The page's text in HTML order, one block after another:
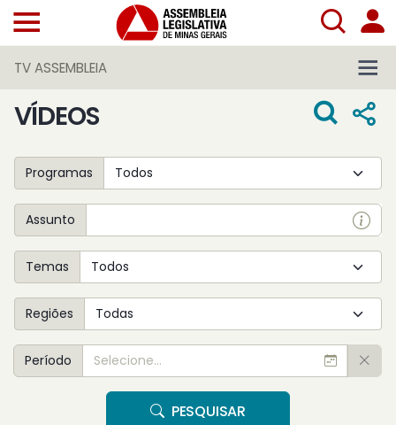
TV ASSEMBLEIA
VÍDEOS
Programas
Assunto
Temas
Regiões
Período
PESQUISAR